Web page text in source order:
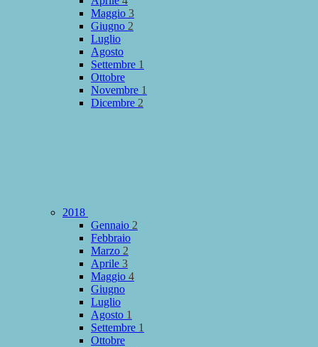
Maggio 3
Giugno 2
Luglio
Agosto
Settembre 1
Ottobre
Novembre 1
Dicembre 2
2018
Gennaio 2
Febbraio
Marzo 2
Aprile 3
Maggio 4
Giugno
Luglio
Agosto 1
Settembre 1
Ottobre